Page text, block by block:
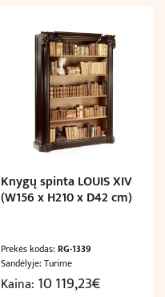
Knygų spinta LOUIS XIV
(W156 x H210 x D42 cm)
Prekės kodas:RG-1339
Sandėlyje: Turime
Kaina: 10 119,23€